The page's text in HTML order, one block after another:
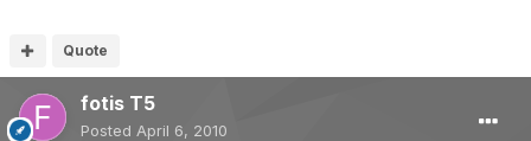
Quote
fotis T5
Posted April 6, 2010